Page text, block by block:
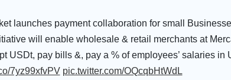
launches payment collaboration for small
will enable wholesale & retail merchants at
USDt, pay bills &, pay a % of employees’ salaries in
7yz99xfvPV pic.twitter.com/OQcqbHtWdL